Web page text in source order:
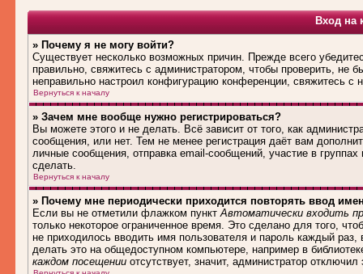
Вход на
» Почему я не могу войти?
Существует несколько возможных причин. Прежде всего
правильно, свяжитесь с администратором, чтобы проверить, не
неправильно настроил конфигурацию конференции, свяжитесь с
Вернуться к началу
» Зачем мне вообще нужно регистрироваться?
Вы можете этого и не делать. Всё зависит от того, как
сообщения, или нет. Тем не менее регистрация даёт вам
личные сообщения, отправка email-сообщений, участие в
сделать.
Вернуться к началу
» Почему мне периодически приходится повторять ввод
Если вы не отметили флажком пунктАвтоматически входить
только некоторое ограниченное время. Это сделано для того,
не приходилось вводить имя пользователя и пароль каждый
делать это на общедоступном компьютере, например в
каждом посещении отсутствует, значит, администратор